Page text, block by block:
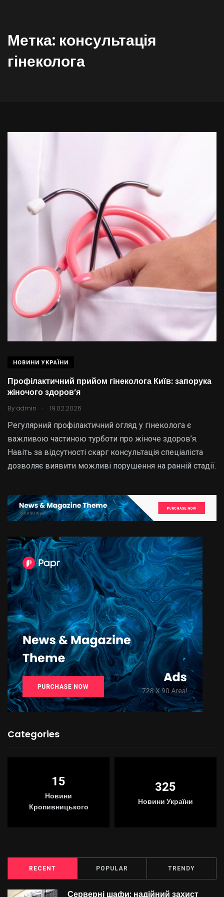
Метка: консультація
гінеколога
НОВИНИ УКРАЇНИ
Профілактичний прийом гінеколога Київ: запорука
жіночого здоров’я
By admin . 19.02.2026
Регулярний профілактичний огляд у гінеколога є
важливою частиною турботи про жіноче здоров’я.
Навіть за відсутності скарг консультація спеціаліста
дозволяє виявити можливі порушення на ранній стадії.
Categories
15
Новини
Кропивницького
325
Новини України
RECENT POPULAR TRENDY
Серверні шафи: надійний захист